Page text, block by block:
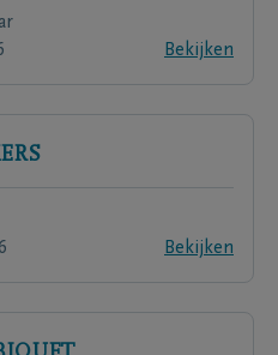
Bekijken
Bekijken